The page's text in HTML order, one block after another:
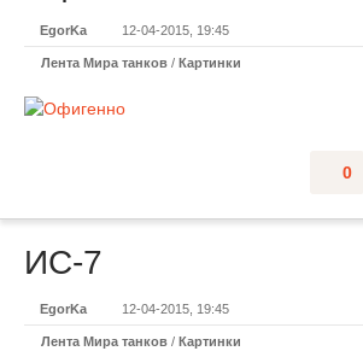
EgorKa 12-04-2015, 19:45
Лента Мира танков / Картинки
0
ИС-7
EgorKa 12-04-2015, 19:45
Лента Мира танков / Картинки